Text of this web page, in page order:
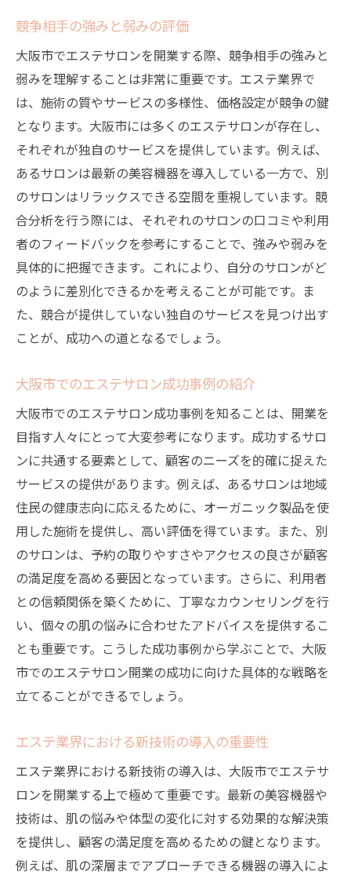
競争相手の強みと弱みの評価
大阪市でエステサロンを開業する際、競争相手の強みと
弱みを理解することは非常に重要です。エステ業界で
は、施術の質やサービスの多様性、価格設定が競争の鍵
となります。大阪市には多くのエステサロンが存在し、
それぞれが独自のサービスを提供しています。例えば、
あるサロンは最新の美容機器を導入している一方で、別
のサロンはリラックスできる空間を重視しています。競
合分析を行う際には、それぞれのサロンの口コミや利用
者のフィードバックを参考にすることで、強みや弱みを
具体的に把握できます。これにより、自分のサロンがど
のように差別化できるかを考えることが可能です。ま
た、競合が提供していない独自のサービスを見つけ出す
ことが、成功への道となるでしょう。
大阪市でのエステサロン成功事例の紹介
大阪市でのエステサロン成功事例を知ることは、開業を
目指す人々にとって大変参考になります。成功するサロ
ンに共通する要素として、顧客のニーズを的確に捉えた
サービスの提供があります。例えば、あるサロンは地域
住民の健康志向に応えるために、オーガニック製品を使
用した施術を提供し、高い評価を得ています。また、別
のサロンは、予約の取りやすさやアクセスの良さが顧客
の満足度を高める要因となっています。さらに、利用者
との信頼関係を築くために、丁寧なカウンセリングを行
い、個々の肌の悩みに合わせたアドバイスを提供するこ
とも重要です。こうした成功事例から学ぶことで、大阪
市でのエステサロン開業の成功に向けた具体的な戦略を
立てることができるでしょう。
エステ業界における新技術の導入の重要性
エステ業界における新技術の導入は、大阪市でエステサ
ロンを開業する上で極めて重要です。最新の美容機器や
技術は、肌の悩みや体型の変化に対する効果的な解決策
を提供し、顧客の満足度を高めるための鍵となります。
例えば、肌の深層までアプローチできる機器の導入によ